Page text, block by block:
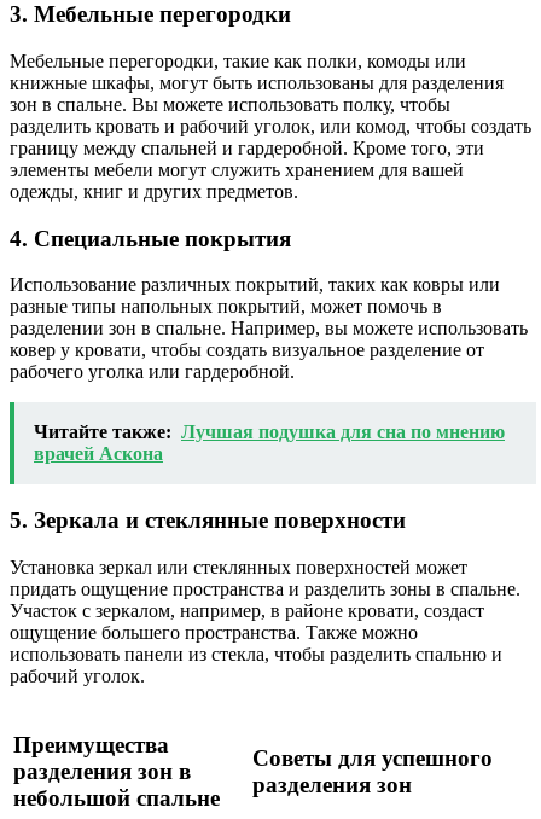
3. Мебельные перегородки
Мебельные перегородки, такие как полки, комоды или
книжные шкафы, могут быть использованы для разделения
зон в спальне. Вы можете использовать полку, чтобы
разделить кровать и рабочий уголок, или комод, чтобы создать
границу между спальней и гардеробной. Кроме того, эти
элементы мебели могут служить хранением для вашей
одежды, книг и других предметов.
4. Специальные покрытия
Использование различных покрытий, таких как ковры или
разные типы напольных покрытий, может помочь в
разделении зон в спальне. Например, вы можете использовать
ковер у кровати, чтобы создать визуальное разделение от
рабочего уголка или гардеробной.
Читайте также: Лучшая подушка для сна по мнению
врачей Аскона
5. Зеркала и стеклянные поверхности
Установка зеркал или стеклянных поверхностей может
придать ощущение пространства и разделить зоны в спальне.
Участок с зеркалом, например, в районе кровати, создаст
ощущение большего пространства. Также можно
использовать панели из стекла, чтобы разделить спальню и
рабочий уголок.
Преимущества
разделения зон в
небольшой спальне
Советы для успешного
разделения зон